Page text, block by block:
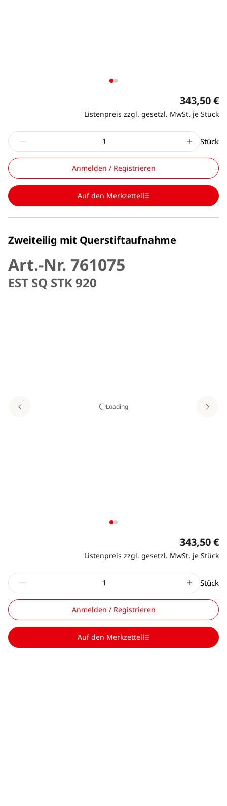
343,50 €
Listenpreis zzgl. gesetzl. MwSt. je Stück
Stück
Anmelden / Registrieren
Auf den Merkzettel
Zweiteilig mit Querstiftaufnahme
Art.-Nr. 761075
EST SQ STK 920
Loading
343,50 €
Listenpreis zzgl. gesetzl. MwSt. je Stück
Stück
Anmelden / Registrieren
Auf den Merkzettel